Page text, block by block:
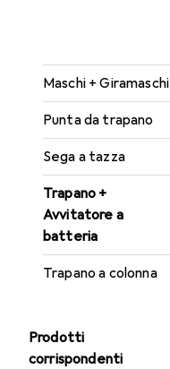
Maschi + Giramaschi
Punta da trapano
Sega a tazza
Trapano +
Avvitatore a
batteria
Trapano a colonna
Prodotti
corrispondenti